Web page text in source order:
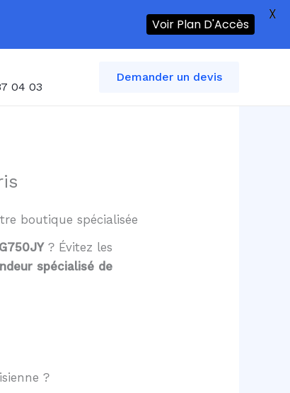
04 03
Demander un devis
boutique spécialisée
? Évitez les
spécialisé de
?
Voir Plan D'Accès
X